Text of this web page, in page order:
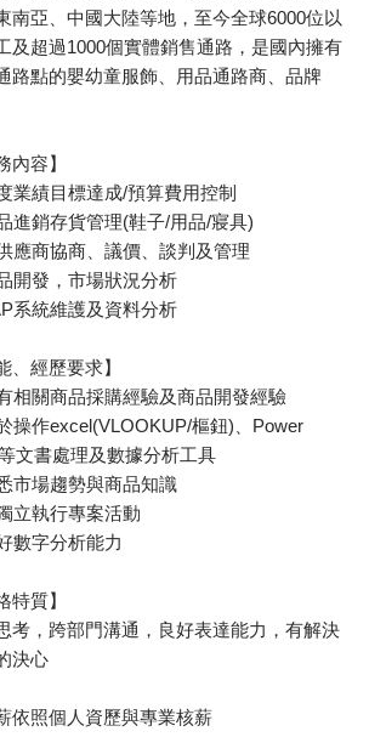
南亞、中國大陸等地，至今全球6000位以
及超過1000個實體銷售通路，是國內擁有
路點的嬰幼童服飾、用品通路商、品牌
內容】
業績目標達成/預算費用控制
進銷存貨管理(鞋子/用品/寢具)
應商協商、議價、談判及管理
開發，市場狀況分析
系統維護及資料分析
、經歷要求】
相關商品採購經驗及商品開發經驗
操作excel(VLOOKUP/樞鈕)、Power
文書處理及數據分析工具
市場趨勢與商品知識
立執行專案活動
數字分析能力
特質】
考，跨部門溝通，良好表達能力，有解決
決心
依照個人資歷與專業核薪